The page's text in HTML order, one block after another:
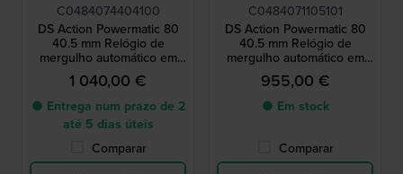
C0484074404100
DS Action Powermatic 80
40.5 mm Relógio de
mergulho automático em
titânio de fabrico suíço,
resistente a choques, com
data
1 040,00 €
● Entrega num prazo de 2
até 5 dias úteis
Comparar
C0484071105101
DS Action Powermatic 80
40.5 mm Relógio de
mergulho automático em
aço resistente a choques
de fabrico suíço com data
955,00 €
● Em stock
Comparar